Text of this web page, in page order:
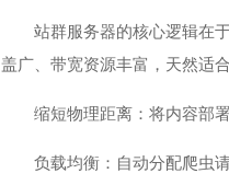
站群服务器的核心逻辑在
盖广、带宽资源丰富，天然适
缩短物理距离：将内容部
负载均衡：自动分配爬虫